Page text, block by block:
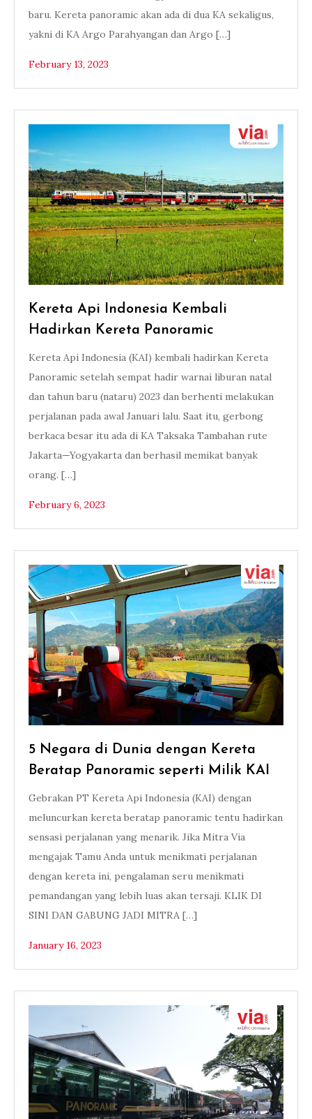
baru. Kereta panoramic akan ada di dua KA sekaligus,
yakni di KA Argo Parahyangan dan Argo […]
February 13, 2023
Kereta Api Indonesia Kembali
Hadirkan Kereta Panoramic
Kereta Api Indonesia (KAI) kembali hadirkan Kereta
Panoramic setelah sempat hadir warnai liburan natal
dan tahun baru (nataru) 2023 dan berhenti melakukan
perjalanan pada awal Januari lalu. Saat itu, gerbong
berkaca besar itu ada di KA Taksaka Tambahan rute
Jakarta—Yogyakarta dan berhasil memikat banyak
orang. […]
February 6, 2023
5 Negara di Dunia dengan Kereta
Beratap Panoramic seperti Milik KAI
Gebrakan PT Kereta Api Indonesia (KAI) dengan
meluncurkan kereta beratap panoramic tentu hadirkan
sensasi perjalanan yang menarik. Jika Mitra Via
mengajak Tamu Anda untuk menikmati perjalanan
dengan kereta ini, pengalaman seru menikmati
pemandangan yang lebih luas akan tersaji. KLIK DI
SINI DAN GABUNG JADI MITRA […]
January 16, 2023